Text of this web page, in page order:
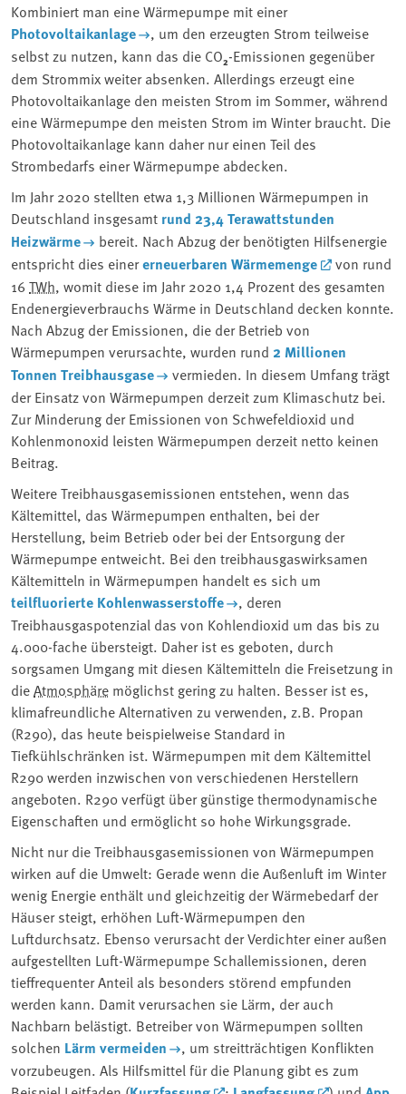
Kombiniert man eine Wärmepumpe mit einer
Photovoltaikanlage
, um den erzeugten Strom teilweise
selbst zu nutzen, kann das die CO₂-Emissionen gegenüber
dem Strommix weiter absenken. Allerdings erzeugt eine
Photovoltaikanlage den meisten Strom im Sommer, während
eine Wärmepumpe den meisten Strom im Winter braucht. Die
Photovoltaikanlage kann daher nur einen Teil des
Strombedarfs einer Wärmepumpe abdecken.
Im Jahr 2020 stellten etwa 1,3 Millionen Wärmepumpen in
Deutschland insgesamt rund 23,4 Terawattstunden
Heizwärme
bereit. Nach Abzug der benötigten Hilfsenergie
entspricht dies einererneuerbaren Wärmemenge
von rund
16 TWh, womit diese im Jahr 2020 1,4 Prozent des gesamten
Endenergieverbrauchs Wärme in Deutschland decken konnte.
Nach Abzug der Emissionen, die der Betrieb von
Wärmepumpen verursachte, wurden rund 2 Millionen
Tonnen Treibhausgase
vermieden. In diesem Umfang trägt
der Einsatz von Wärmepumpen derzeit zum Klimaschutz bei.
Zur Minderung der Emissionen von Schwefeldioxid und
Kohlenmonoxid leisten Wärmepumpen derzeit netto keinen
Beitrag.
Weitere Treibhausgasemissionen entstehen, wenn das
Kältemittel, das Wärmepumpen enthalten, bei der
Herstellung, beim Betrieb oder bei der Entsorgung der
Wärmepumpe entweicht. Bei den treibhausgaswirksamen
Kältemitteln in Wärmepumpen handelt es sich um
teilfluorierte Kohlenwasserstoffe
, deren
Treibhausgaspotenzial das von Kohlendioxid um das bis zu
4.000-fache übersteigt. Daher ist es geboten, durch
sorgsamen Umgang mit diesen Kältemitteln die Freisetzung in
die ⁠Atmosphäre ⁠ möglichst gering zu halten. Besser ist es,
klimafreundliche Alternativen zu verwenden, z.B. Propan
(R290), das heute beispielweise Standard in
Tiefkühlschränken ist. Wärmepumpen mit dem Kältemittel
R290 werden inzwischen von verschiedenen Herstellern
angeboten. R290 verfügt über günstige thermodynamische
Eigenschaften und ermöglicht so hohe Wirkungsgrade.
Nicht nur die Treibhausgasemissionen von Wärmepumpen
wirken auf die Umwelt: Gerade wenn die Außenluft im Winter
wenig Energie enthält und gleichzeitig der Wärmebedarf der
Häuser steigt, erhöhen Luft-Wärmepumpen den
Luftdurchsatz. Ebenso verursacht der Verdichter einer außen
aufgestellten Luft-Wärmepumpe Schallemissionen, deren
tieffrequenter Anteil als besonders störend empfunden
werden kann. Damit verursachen sie Lärm, der auch
Nachbarn belästigt. Betreiber von Wärmepumpen sollten
solchen Lärm vermeiden
, um streitträchtigen Konflikten
vorzubeugen. Als Hilfsmittel für die Planung gibt es zum